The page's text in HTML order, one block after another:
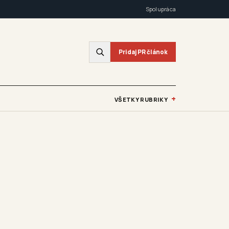
Spolupráca
Pridaj PR článok
VŠETKY RUBRIKY +